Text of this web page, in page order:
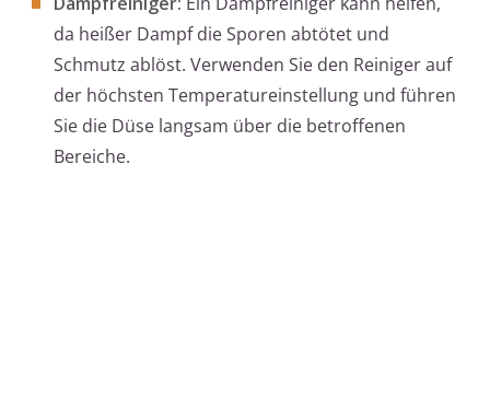
da heißer Dampf die Sporen abtötet und
Schmutz ablöst. Verwenden Sie den Reiniger auf
der höchsten Temperatureinstellung und führen
Sie die Düse langsam über die betroffenen
Bereiche.